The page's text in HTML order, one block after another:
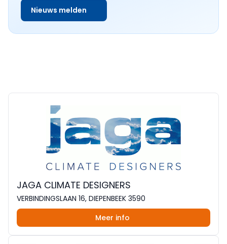
Nieuws melden
JAGA CLIMATE DESIGNERS
VERBINDINGSLAAN 16, DIEPENBEEK 3590
Meer info